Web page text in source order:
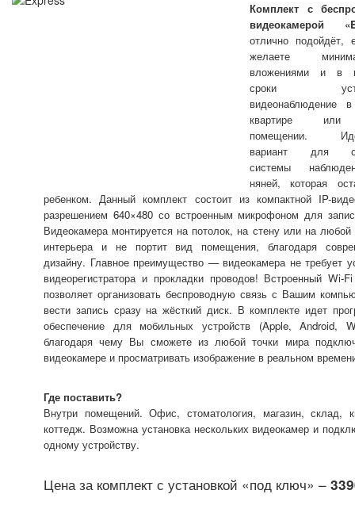
Комплект с
видеокамерой
отлично подойдёт,
желаете
вложениями и в
сроки
видеонаблюдение
квартире
помещении.
вариант для
системы
няней, которая
ребенком. Данный комплект состоит из компактной IP-
разрешением 640×480 со встроенным микрофоном для
Видеокамера монтируется на потолок, на стену или на любой
интерьера и не портит вид помещения, благодаря
дизайну. Главное преимущество — видеокамера не требует
видеорегистратора и прокладки проводов! Встроенный Wi-
позволяет организовать беспроводную связь с Вашим
вести запись сразу на жёсткий диск. В комплекте идет
обеспечение для мобильных устройств (Apple, Android,
благодаря чему Вы сможете из любой точки мира
видеокамере и просматривать изображение в реальном
Где поставить?
Внутри помещений. Офис, стоматология, магазин, склад,
коттедж. Возможна установка нескольких видеокамер и
одному устройству.
Цена за комплект с установкой «под ключ» –